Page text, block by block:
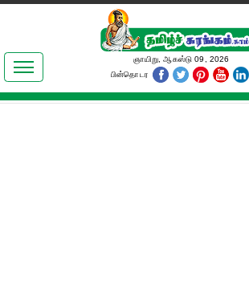
இலக்கியங்கள்
தமிழ் உலகம்
ஞாயிறு, ஆகஸ்டு 09, 2026
பின்தொடர